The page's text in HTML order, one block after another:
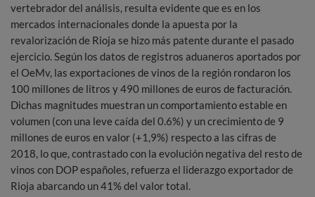
vertebrador del análisis, resulta evidente que es en los
mercados internacionales donde la apuesta por la
revalorización de Rioja se hizo más patente durante el pasado
ejercicio. Según los datos de registros aduaneros aportados por
el OeMv, las exportaciones de vinos de la región rondaron los
100 millones de litros y 490 millones de euros de facturación.
Dichas magnitudes muestran un comportamiento estable en
volumen (con una leve caída del 0.6%) y un crecimiento de 9
millones de euros en valor (+1,9%) respecto a las cifras de
2018, lo que, contrastado con la evolución negativa del resto de
vinos con DOP españoles, refuerza el liderazgo exportador de
Rioja abarcando un 41% del valor total.